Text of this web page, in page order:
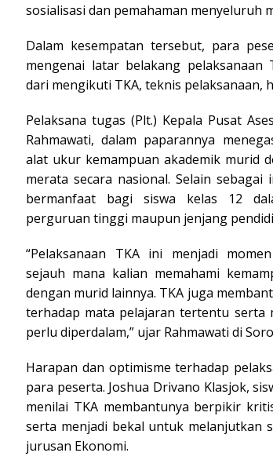
sosialisasi dan pemahaman menyeluruh
Dalam kesempatan tersebut, para
mengenai latar belakang pelaksanaan
dari mengikuti TKA, teknis pelaksanaan,
Pelaksana tugas (Plt.) Kepala Pusat
Rahmawati, dalam paparannya
alat ukur kemampuan akademik murid
merata secara nasional. Selain sebagai
bermanfaat bagi siswa kelas 12
perguruan tinggi maupun jenjang
“Pelaksanaan TKA ini menjadi
sejauh mana kalian memahami
dengan murid lainnya. TKA juga
terhadap mata pelajaran tertentu serta
perlu diperdalam,” ujar Rahmawati di
Harapan dan optimisme terhadap
para peserta. Joshua Drivano Klasjok,
menilai TKA membantunya berpikir
serta menjadi bekal untuk melanjutkan
jurusan Ekonomi.